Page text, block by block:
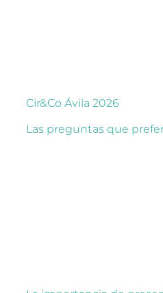
Cir&Co Ávila 2026
Las preguntas que